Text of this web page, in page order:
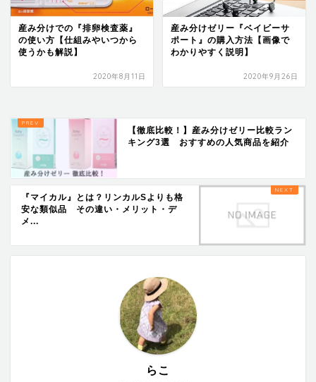
産み分けでの『排卵検査薬』
の使い方【仕組みやいつから
使うかも解説】
2020年8月11日
産み分けゼリー『ベイビーサ
ポート』の購入方法【画像で
わかりやすく説明】
2020年9月26日
【徹底比較！】産み分けゼリー比較ラン
キング3選 おすすめの人気商品を紹介
『マイカル』とは？リンカルSよりも格
安な類似品 その違い・メリット・デ
メ...
らこ